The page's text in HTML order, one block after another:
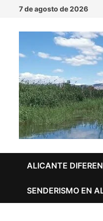
Saltar
contenido
7 de agosto de 2026
ALICANTE
SENDERISMO EN